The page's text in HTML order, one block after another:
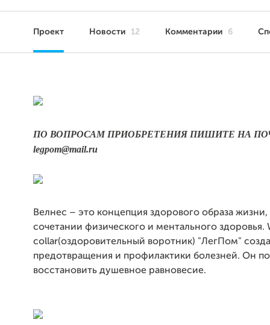
Проект Новости 12 Комментарии 6
ПО ВОПРОСАМ ПРИОБРЕТЕНИЯ ПИШИТЕ НА
legpom@mail.ru
Велнес – это концепция здорового образа
сочетании физического и ментального здоровья.
collar(оздоровительный воротник) "ЛегПом"
предотвращения и профилактики болезней. Он
восстановить душевное равновесие.